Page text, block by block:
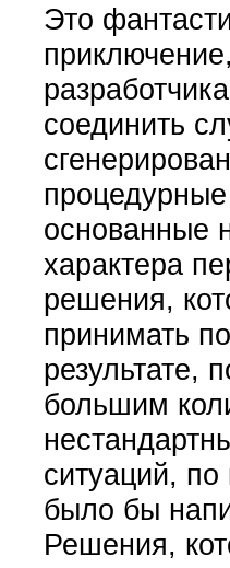
Это
соединить
основанные
характера
решения,
принимать
результате,
большим
ситуаций,
было бы
Решения,